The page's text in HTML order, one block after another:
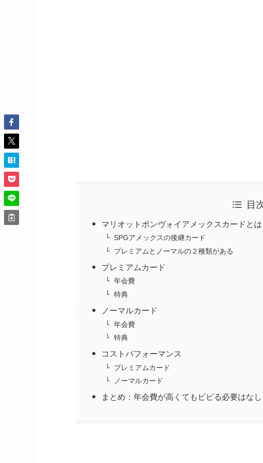
目
マリオットボンヴォイアメックスカードとは
SPGアメックスの後継カード
プレミアムとノーマルの２種類がある
プレミアムカード
年会費
特典
ノーマルカード
年会費
特典
コストパフォーマンス
プレミアムカード
ノーマルカード
まとめ：年会費が高くてもビビる必要はな